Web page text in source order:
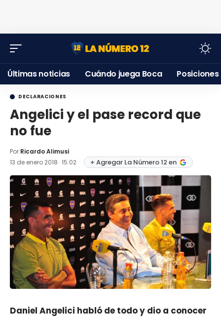
Últimas noticias Cuándo juega Boca Posiciones
DECLARACIONES
Angelici y el pase record que
no fue
Por:Ricardo Alimusi
13 de enero 2018 · 15:02
+ Agregar La Número 12 en
Daniel Angelici habló de todo y dio a conocer